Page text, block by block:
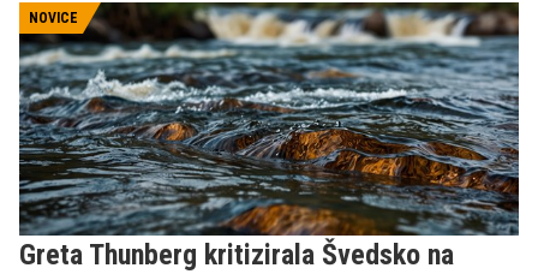
NOVICE
Greta Thunberg kritizirala Švedsko na